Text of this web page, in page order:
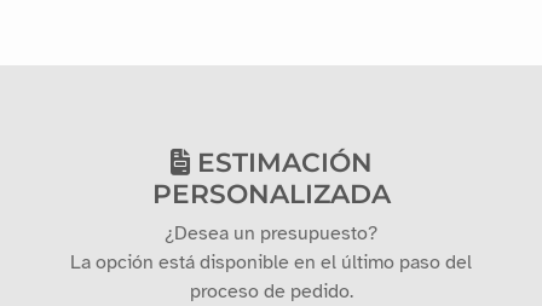
ESTIMACIÓN
PERSONALIZADA
¿Desea un presupuesto?
La opción está disponible en el último paso del
proceso de pedido.